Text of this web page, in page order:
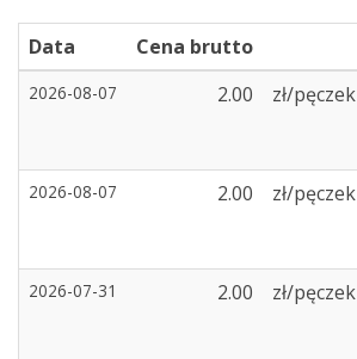
Data Cena brutto
2026-08-07 2.00 zł/pęczek
2026-08-07 2.00 zł/pęczek
2026-07-31 2.00 zł/pęczek